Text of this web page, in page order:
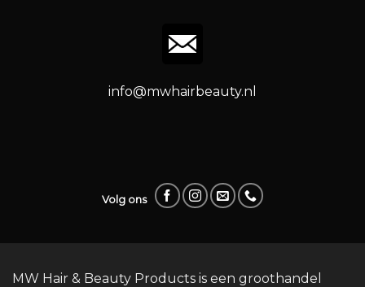
info@mwhairbeauty.nl
Volg ons
MW Hair & Beauty Products is een groothandel